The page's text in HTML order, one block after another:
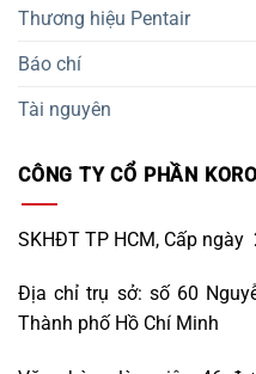
Thương hiệu Pentair
Báo chí
Tài nguyên
CÔNG TY CỔ PHẦN
SKHĐT TP HCM, Cấp
Địa chỉ trụ sở: số 60
Thành phố Hồ Chí Minh